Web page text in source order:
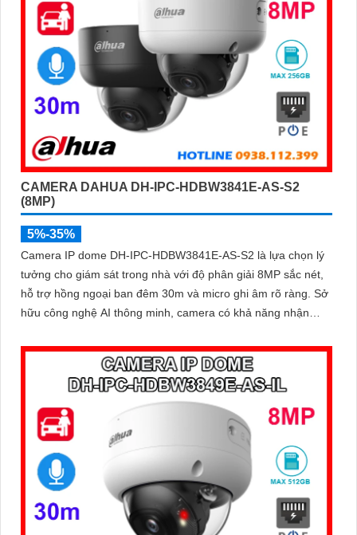
CAMERA DAHUA DH-IPC-HDBW3841E-AS-S2
(8MP)
5%-35%
Camera IP dome DH-IPC-HDBW3841E-AS-S2 là lựa chọn lý
tưởng cho giám sát trong nhà với độ phân giải 8MP sắc nét,
hỗ trợ hồng ngoại ban đêm 30m và micro ghi âm rõ ràng. Sở
hữu công nghệ AI thông minh, camera có khả năng nhận
tăng độ chính xác trong cảnh báo an ninh